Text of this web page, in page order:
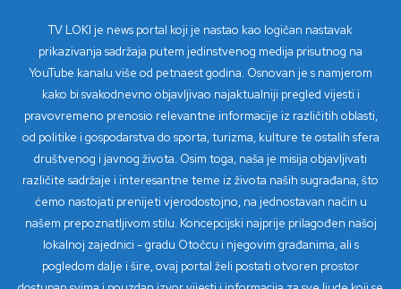
TV LOKI je news portal koji je nastao kao logičan nastavak
prikazivanja sadržaja putem jedinstvenog medija prisutnog na
YouTube kanalu više od petnaest godina. Osnovan je s namjerom
kako bi svakodnevno objavljivao najaktualniji pregled vijesti i
pravovremeno prenosio relevantne informacije iz različitih oblasti,
od politike i gospodarstva do sporta, turizma, kulture te ostalih sfera
društvenog i javnog života. Osim toga, naša je misija objavljivati
različite sadržaje i interesantne teme iz života naših sugrađana, što
ćemo nastojati prenijeti vjerodostojno, na jednostavan način u
našem prepoznatljivom stilu. Koncepcijski najprije prilagođen našoj
lokalnoj zajednici - gradu Otočcu i njegovim građanima, ali s
pogledom dalje i šire, ovaj portal želi postati otvoren prostor